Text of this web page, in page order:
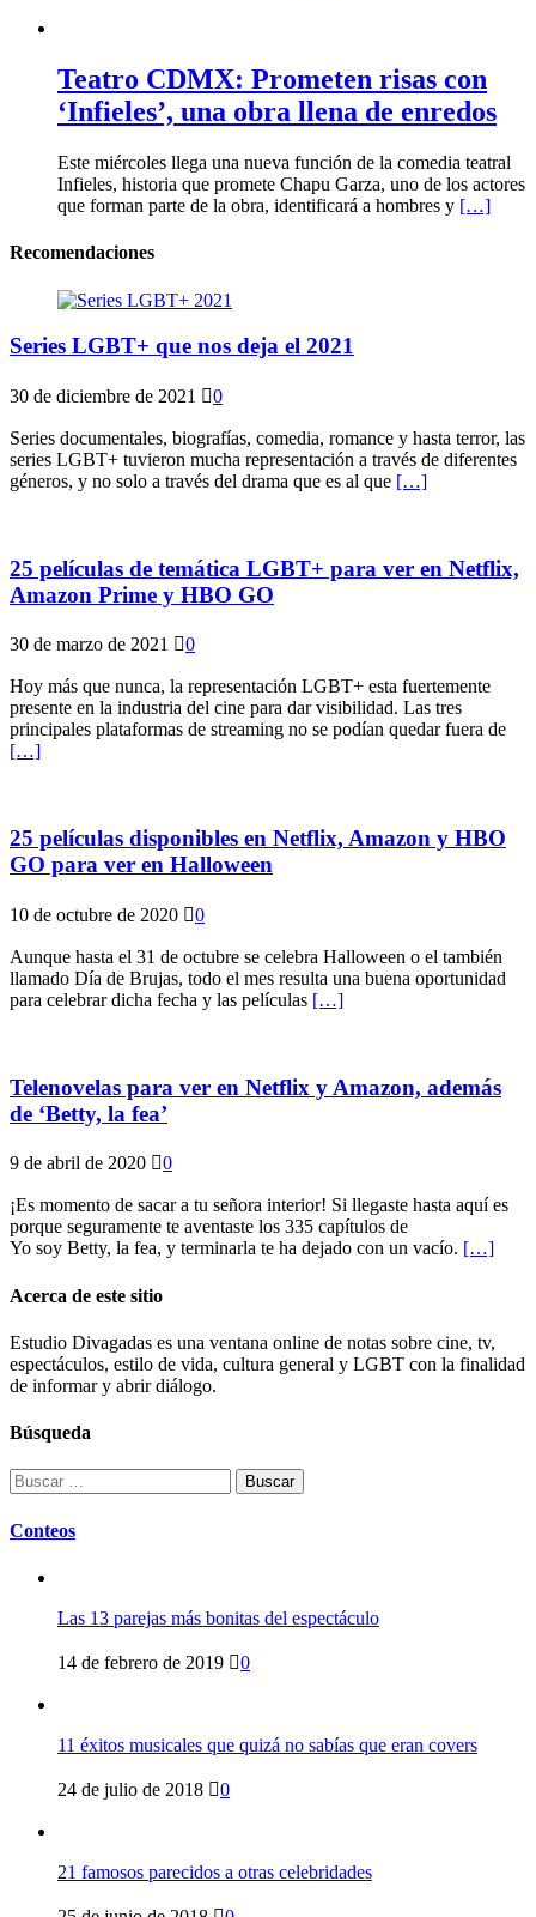
Teatro CDMX: Prometen risas con
‘Infieles’, una obra llena de enredos
Este miércoles llega una nueva función de la comedia teatral
Infieles, historia que promete Chapu Garza, uno de los actores
que forman parte de la obra, identificará a hombres y […]
Recomendaciones
Series LGBT+ que nos deja el 2021
30 de diciembre de 2021 0
Series documentales, biografías, comedia, romance y hasta terror, las
series LGBT+ tuvieron mucha representación a través de diferentes
géneros, y no solo a través del drama que es al que […]
25 películas de temática LGBT+ para ver en Netflix,
Amazon Prime y HBO GO
30 de marzo de 2021 0
Hoy más que nunca, la representación LGBT+ esta fuertemente
presente en la industria del cine para dar visibilidad. Las tres
principales plataformas de streaming no se podían quedar fuera de
[…]
25 películas disponibles en Netflix, Amazon y HBO
GO para ver en Halloween
10 de octubre de 2020 0
Aunque hasta el 31 de octubre se celebra Halloween o el también
llamado Día de Brujas, todo el mes resulta una buena oportunidad
para celebrar dicha fecha y las películas […]
Telenovelas para ver en Netflix y Amazon, además
de ‘Betty, la fea’
9 de abril de 2020 0
¡Es momento de sacar a tu señora interior! Si llegaste hasta aquí es
porque seguramente te aventaste los 335 capítulos de
Yo soy Betty, la fea, y terminarla te ha dejado con un vacío. […]
Acerca de este sitio
Estudio Divagadas es una ventana online de notas sobre cine, tv,
espectáculos, estilo de vida, cultura general y LGBT con la finalidad
de informar y abrir diálogo.
Búsqueda
Buscar:
Conteos
Las 13 parejas más bonitas del espectáculo
14 de febrero de 2019 0
11 éxitos musicales que quizá no sabías que eran covers
24 de julio de 2018 0
21 famosos parecidos a otras celebridades